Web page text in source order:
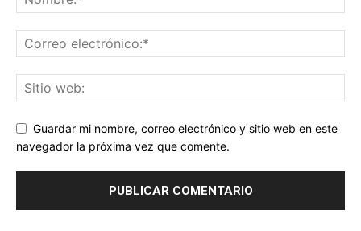
Guardar mi nombre, correo electrónico y sitio web en este
navegador la próxima vez que comente.